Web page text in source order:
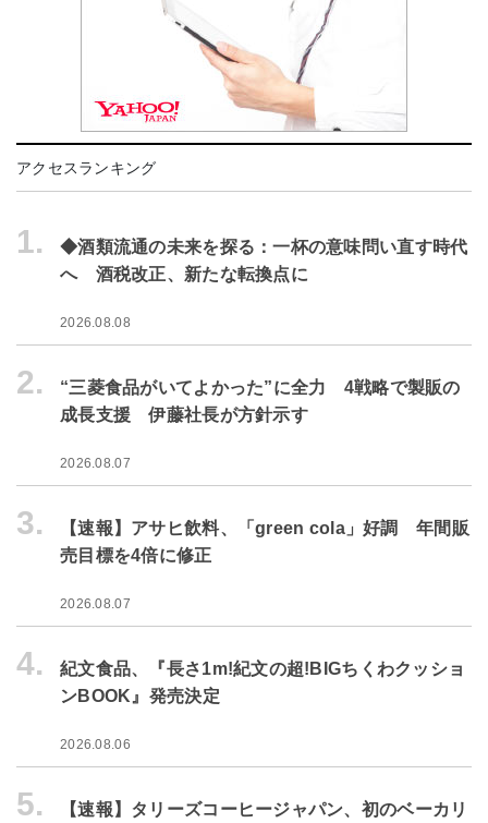
アクセスランキング
1.
◆酒類流通の未来を探る：一杯の意味問い直す時代
へ 酒税改正、新たな転換点に
2026.08.08
2.
“三菱食品がいてよかった”に全力 4戦略で製販の
成長支援 伊藤社長が方針示す
2026.08.07
3.
【速報】アサヒ飲料、「green cola」好調 年間販
売目標を4倍に修正
2026.08.07
4.
紀文食品、『長さ1m!紀文の超!BIGちくわクッショ
ンBOOK』発売決定
2026.08.06
5.
【速報】タリーズコーヒージャパン、初のベーカリ